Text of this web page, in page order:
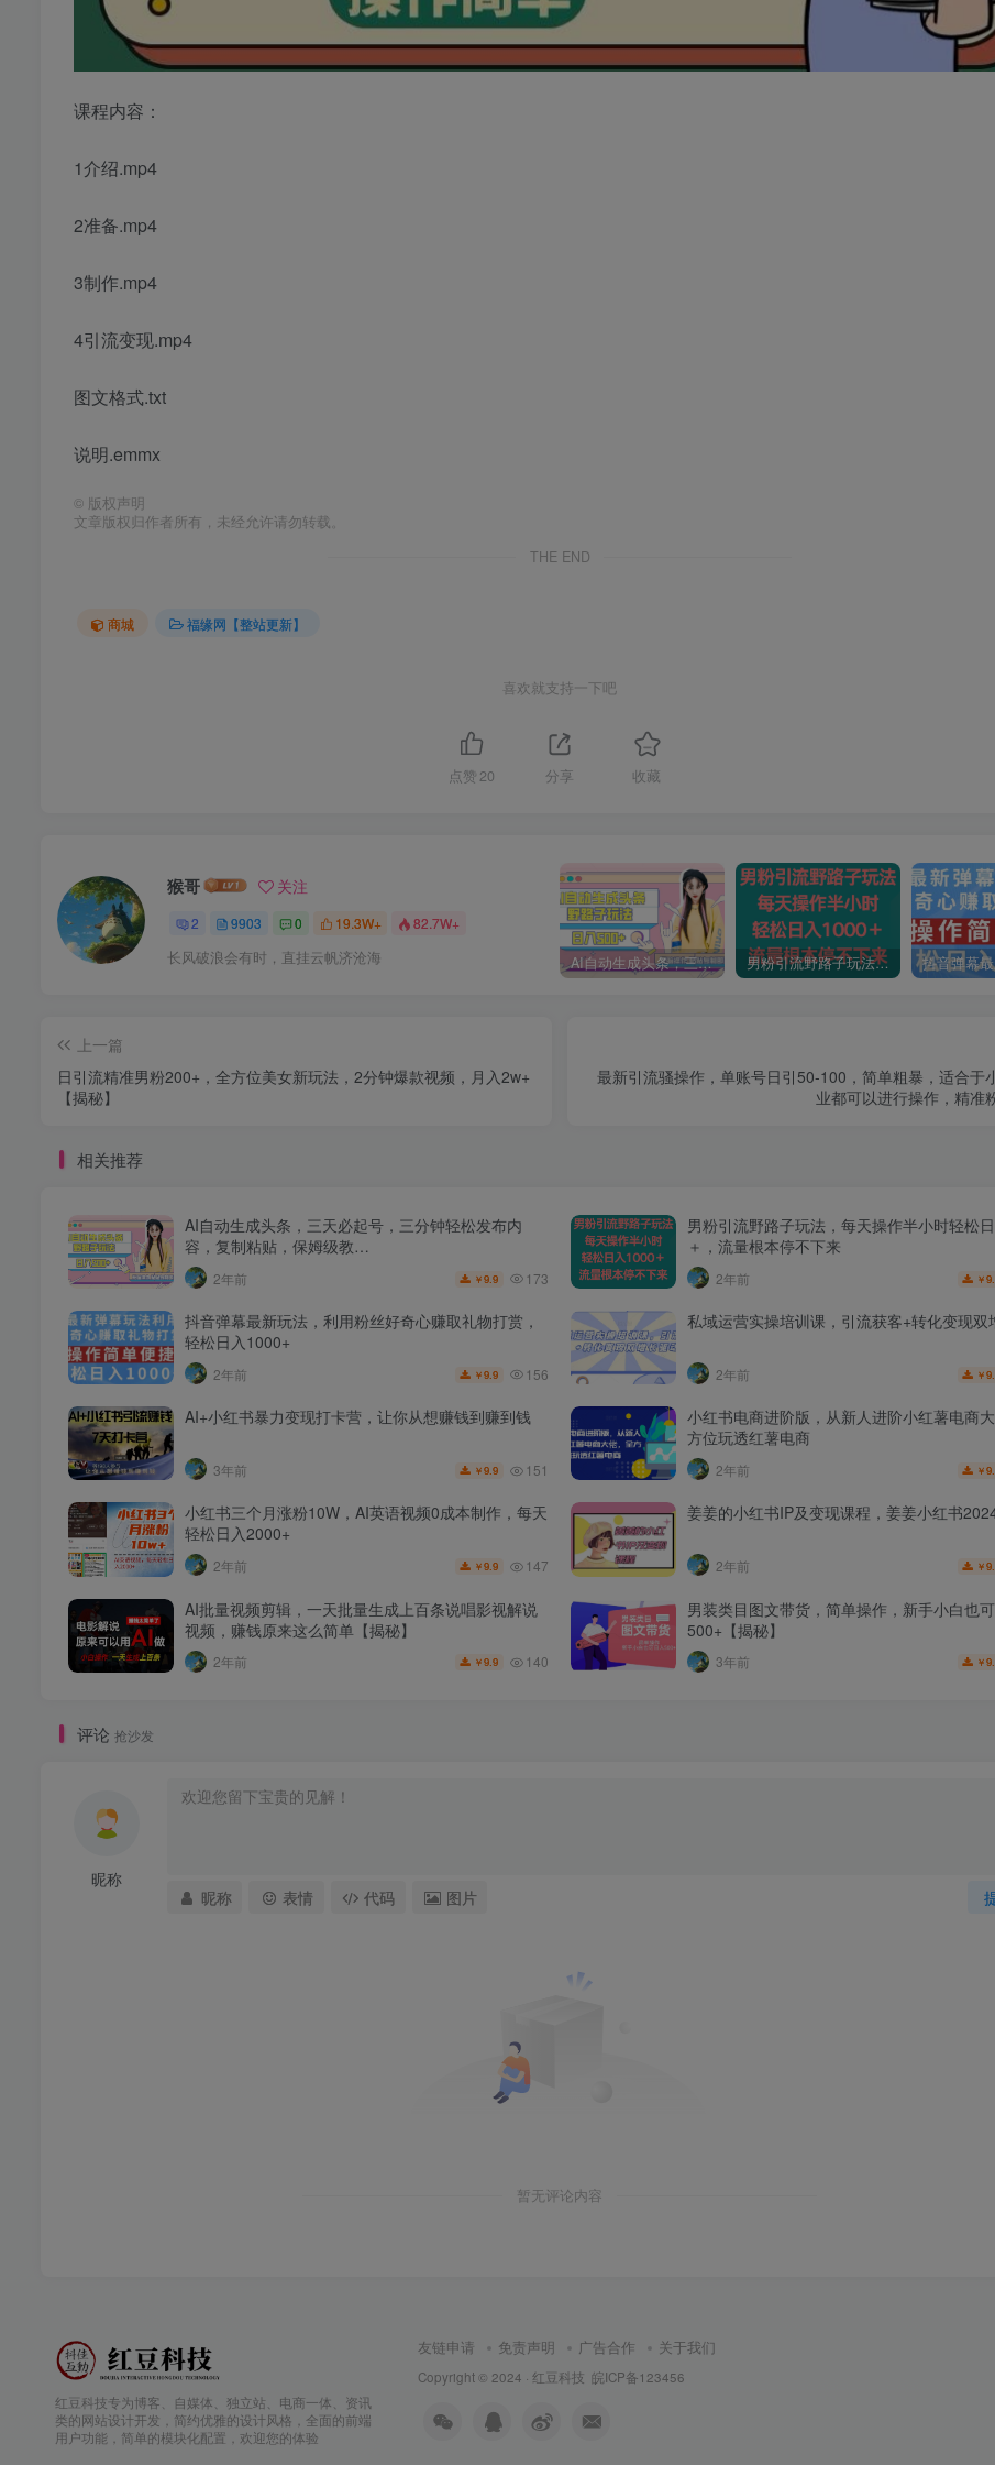
课程内容：
1介绍.mp4
2准备.mp4
3制作.mp4
4引流变现.mp4
图文格式.txt
说明.emmx
© 版权声明
文章版权归作者所有，未经允许请勿转载。
THE END
商城 福缘网【整站更新】
喜欢就支持一下吧
点赞 20 分享 收藏
猴哥 关注
2 9903 0 19.3W+ 82.7W+
长风破浪会有时，直挂云帆济沧海 AI自动生成头条，三天必起号，三分钟轻松发布内容，复制粘贴，保姆级教… 男粉引流野路子玩法，每天操作半小时轻松日入1000＋，流量根本停不下来
上一篇
日引流精准男粉200+，全方位美女新玩法，2分钟爆款视频，月入2w+
【揭秘】
最新引流骚操作，单账号日引50-100，简单粗暴，适合于
业都可以进行操作，精准
相关推荐
AI自动生成头条，三天必起号，三分钟轻松发布内
容，复制粘贴，保姆级教…
2年前 ￥9.9 173
男粉引流野路子玩法，每天操作半小时轻松
＋，流量根本停不下来
2年前 ￥
抖音弹幕最新玩法，利用粉丝好奇心赚取礼物打赏，
轻松日入1000+
2年前 ￥9.9 156
私域运营实操培训课，引流获客+转化变现双
2年前 ￥
AI+小红书暴力变现打卡营，让你从想赚钱到赚到钱
3年前 ￥9.9 151
小红书电商进阶版，从新人进阶小红薯电商
方位玩透红薯电商
2年前 ￥
小红书三个月涨粉10W，AI英语视频0成本制作，每天
轻松日入2000+
2年前 ￥9.9 147
姜姜的小红书IP及变现课程，姜姜小红书
2年前 ￥
AI批量视频剪辑，一天批量生成上百条说唱影视解说
视频，赚钱原来这么简单【揭秘】
2年前 ￥9.9 140
男装类目图文带货，简单操作，新手小白也
500+【揭秘】
3年前 ￥
评论 抢沙发
昵称
昵称 表情 代码 图片
暂无评论内容
红豆科技专为博客、自媒体、独立站、电商一体、资讯
类的网站设计开发，简约优雅的设计风格，全面的前端
用户功能，简单的模块化配置，欢迎您的体验
友链申请 免责声明 广告合作 关于我们
Copyright © 2024 · 红豆科技 皖ICP备123456